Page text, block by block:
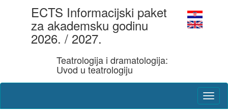
ECTS Informacijski paket
za akademsku godinu
2026. / 2027.
Teatrologija i dramatologija:
Uvod u teatrologiju